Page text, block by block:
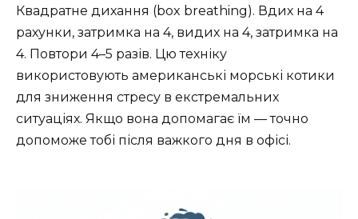
Квадратне дихання (box breathing). Вдих на 4
рахунки, затримка на 4, видих на 4, затримка на
4. Повтори 4–5 разів. Цю техніку
використовують американські морські котики
для зниження стресу в екстремальних
ситуаціях. Якщо вона допомагає їм — точно
допоможе тобі після важкого дня в офісі.